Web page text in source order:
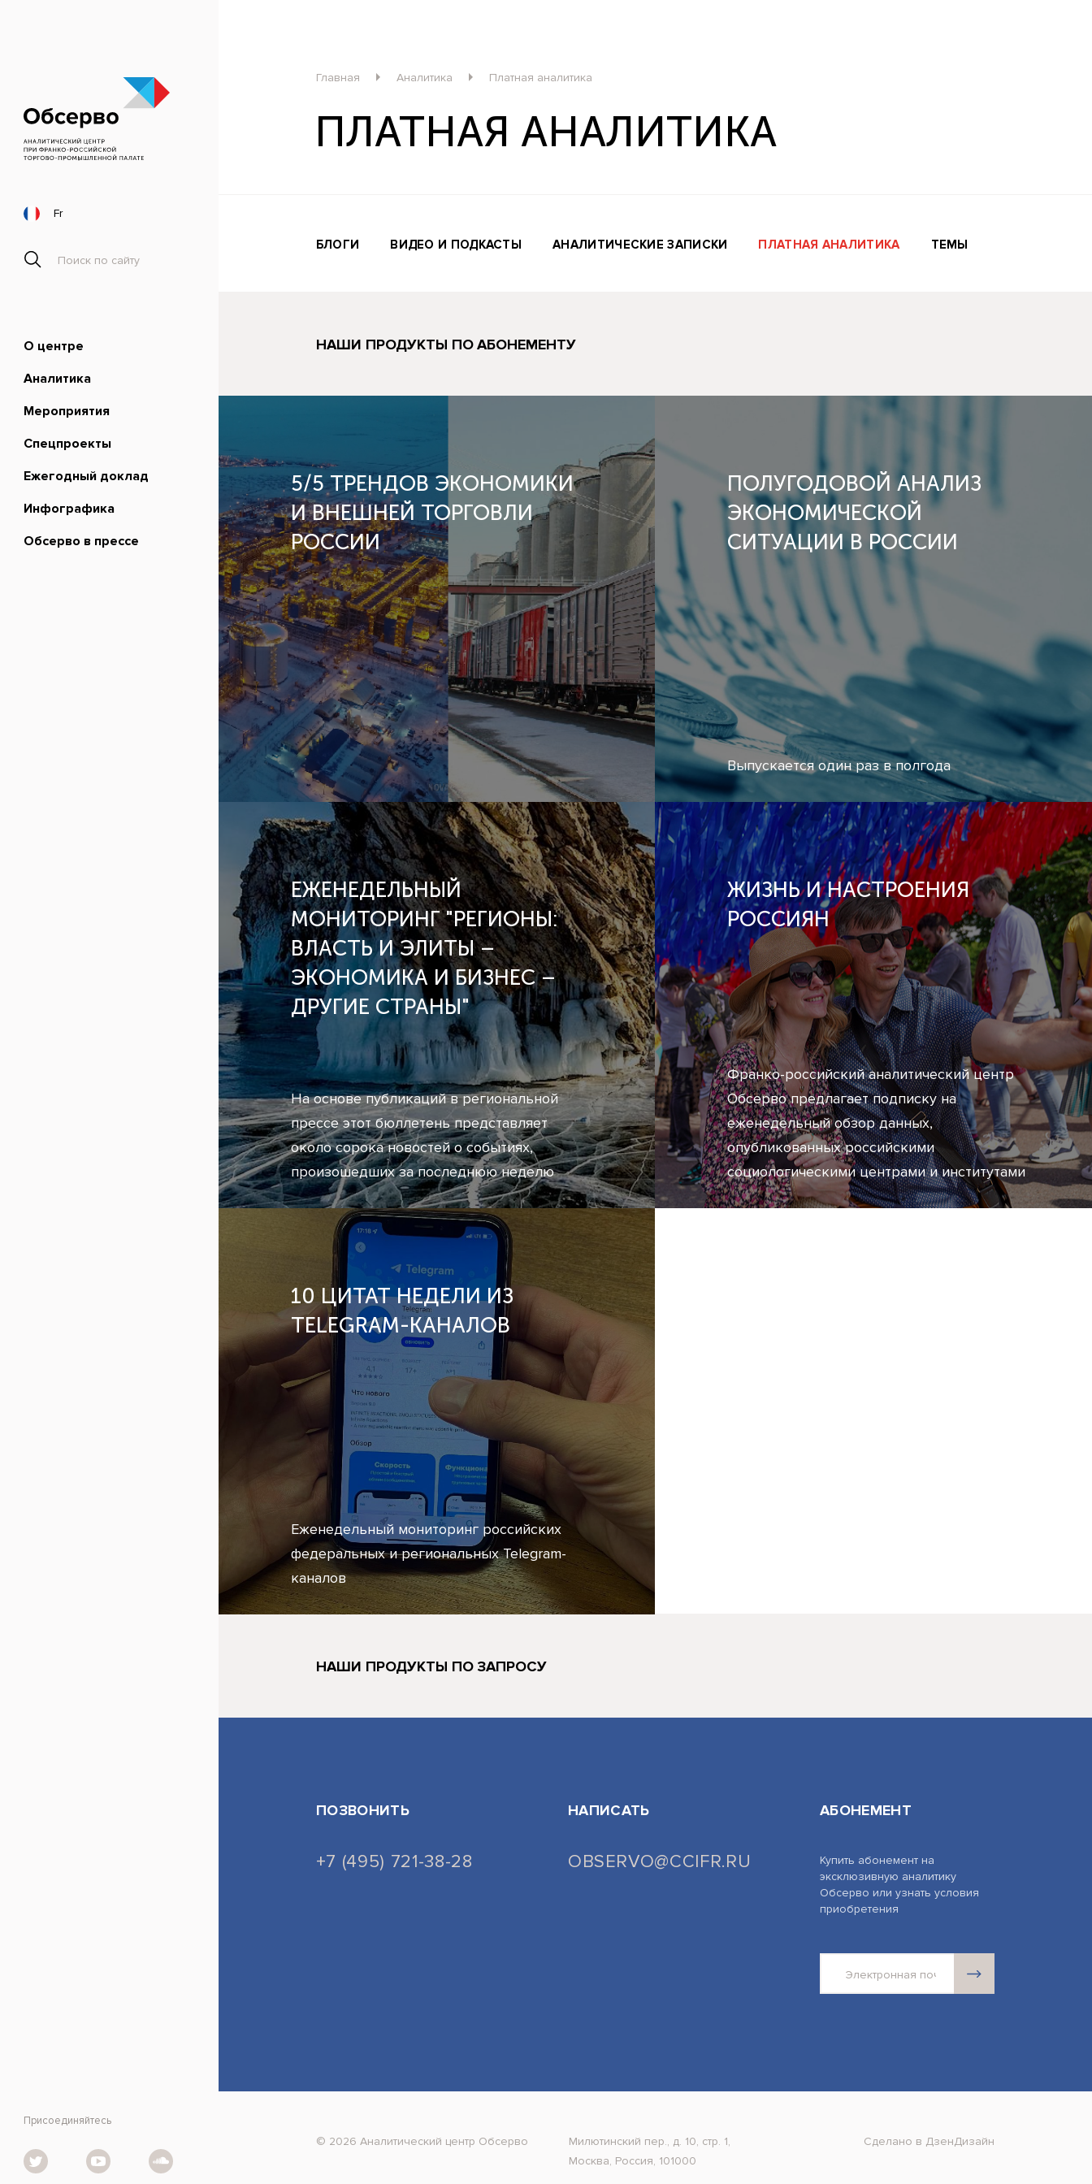
Fr
О центре
Аналитика
Мероприятия
Спецпроекты
Ежегодный доклад
Инфографика
Обсерво в прессе
Присоединяйтесь
Главная Аналитика Платная аналитика
ПЛАТНАЯ АНАЛИТИКА
БЛОГИ ВИДЕО И ПОДКАСТЫ АНАЛИТИЧЕСКИЕ ЗАПИСКИ ПЛАТНАЯ АНАЛИТИКА ТЕМЫ
НАШИ ПРОДУКТЫ ПО АБОНЕМЕНТУ
5/5 ТРЕНДОВ ЭКОНОМИКИ
И ВНЕШНЕЙ ТОРГОВЛИ
РОССИИ
ПОЛУГОДОВОЙ АНАЛИЗ
ЭКОНОМИЧЕСКОЙ
СИТУАЦИИ В РОССИИ
Выпускается один раз в полгода
ЕЖЕНЕДЕЛЬНЫЙ
МОНИТОРИНГ "РЕГИОНЫ:
ВЛАСТЬ И ЭЛИТЫ –
ЭКОНОМИКА И БИЗНЕС –
ДРУГИЕ СТРАНЫ"
На основе публикаций в региональной
прессе этот бюллетень представляет
около сорока новостей о событиях,
произошедших за последнюю неделю
ЖИЗНЬ И НАСТРОЕНИЯ
РОССИЯН
Франко-российский аналитический центр
Обсерво предлагает подписку на
еженедельный обзор данных,
опубликованных российскими
социологическими центрами и институтами
10 ЦИТАТ НЕДЕЛИ ИЗ
TELEGRAM-КАНАЛОВ
Еженедельный мониторинг российских
федеральных и региональных Telegram-
каналов
НАШИ ПРОДУКТЫ ПО ЗАПРОСУ
ПОЗВОНИТЬ
+7 (495) 721-38-28
НАПИСАТЬ
OBSERVO@CCIFR.RU
АБОНЕМЕНТ
Купить абонемент на
эксклюзивную аналитику
Обсерво или узнать условия
приобретения
Милютинский пер., д. 10, стр. 1,
Москва, Россия, 101000
© 2026 Аналитический центр Обсерво Сделано в ДзенДизайн